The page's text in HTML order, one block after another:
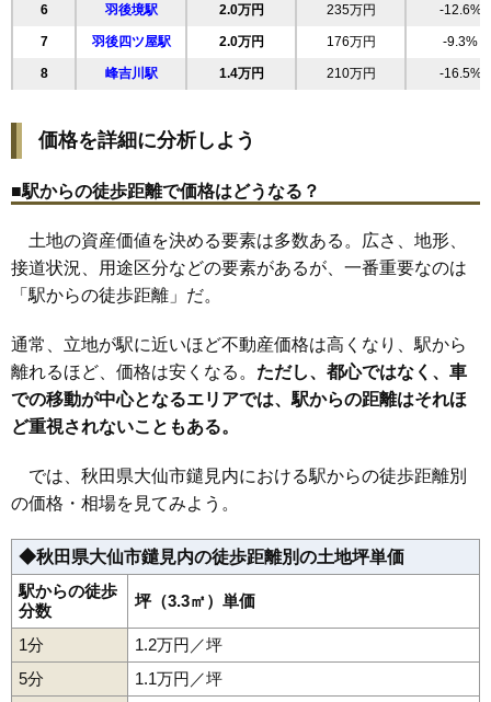
24 大曲金谷町 7.6万円 532万円 -6.0%
25 大曲あけぼの町 7.5万円 684万円 2.2%
26 佐野町 7.2万円 709万円 4.1%
28 大曲日の出町 6.7万円
30 大曲浜町 6.3万円 699万円 -0.6%
31 大曲丸子町 6.2万円 498万円 -2.3%
32 小貫高畑 6.1万円 418万円 -2.2%
33 四ツ屋
34 大曲川原町 5.2万円 1,185万円 17.2%
35 川目 4.9万円 429万円 2.2%
36 戸地谷 4.4万円 373万円 -5.8%
37 飯田 4.2万円
39 刈和野
41 花館 3.3万円 747万円
42
43
44 角間川町
45 長野 2.5万円
6 羽後境駅 2.0万円 235万円 -12.6%
7 羽後四ツ屋駅 2.0万円 176万円 -9.3%
8 峰吉川駅 1.4万円 210万円 -16.5%
価格を詳細に分析しよう
■駅からの徒歩距離で価格はどうなる？
土地の資産価値を決める要素は多数ある。広さ、地形、
接道状況、用途区分などの要素があるが、一番重要なのは
「駅からの徒歩距離」だ。
通常、立地が駅に近いほど不動産価格は高くなり、駅から
離れるほど、価格は安くなる。 ただし、都心ではなく、車
での移動が中心となるエリアでは、駅からの距離はそれほ
ど重視されないこともある。
では、秋田県大仙市鑓見内における駅からの徒歩距離別
の価格・相場を見てみよう。
◆秋田県大仙市鑓見内の徒歩距離別の土地坪単価
駅からの徒歩
分数
坪（3.3㎡）単価
1分
1.2万円／坪
5分
1.1万円／坪